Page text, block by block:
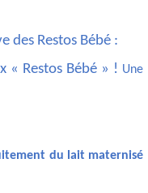
des Restos Bébé :
« Restos Bébé » ! Une
du lait maternisé